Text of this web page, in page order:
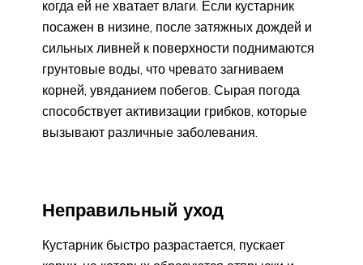
когда ей не хватает влаги. Если кустарник
посажен в низине, после затяжных дождей и
сильных ливней к поверхности поднимаются
грунтовые воды, что чревато загниваем
корней, увяданием побегов. Сырая погода
способствует активизации грибков, которые
вызывают различные заболевания.
Неправильный уход
Кустарник быстро разрастается, пускает